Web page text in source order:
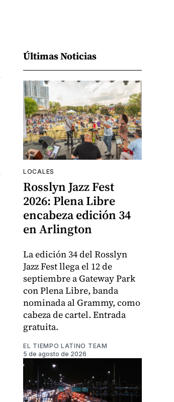
Últimas Noticias
LOCALES
Rosslyn Jazz Fest
2026: Plena Libre
encabeza edición 34
en Arlington
La edición 34 del Rosslyn
Jazz Fest llega el 12 de
septiembre a Gateway Park
con Plena Libre, banda
nominada al Grammy, como
cabeza de cartel. Entrada
gratuita.
EL TIEMPO LATINO TEAM
5 de agosto de 2026